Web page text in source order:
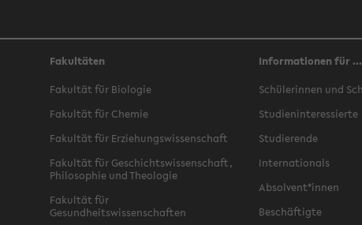
Fakultäten
Fakultät für Biologie
Fakultät für Chemie
Fakultät für Erziehungswissenschaft
Fakultät für Geschichtswissenschaft,
Philosophie und Theologie
Fakultät für
Gesundheitswissenschaften
Informationen für ...
Schülerinnen und
Studieninteressierte
Studierende
Internationals
Absolvent*innen
Beschäftigte